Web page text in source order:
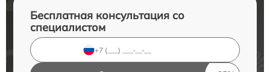
Бесплатная консультация со
специалистом